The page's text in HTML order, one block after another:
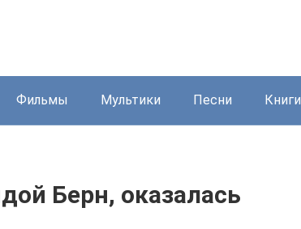
Фильмы Мультики Песни Книги
Берн, оказалась